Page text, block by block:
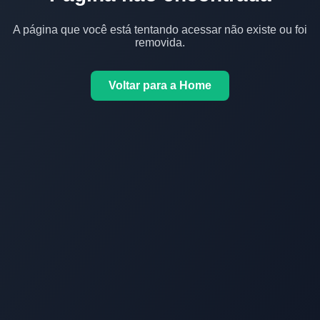
A página que você está tentando acessar não existe ou foi
removida.
Voltar para a Home